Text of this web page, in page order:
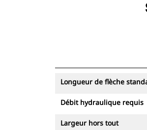
Longueur de flèche
Débit hydraulique requis
Largeur hors tout